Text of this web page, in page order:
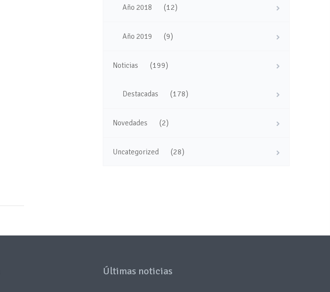
Año 2018 (12)
Año 2019 (9)
Noticias (199)
Destacadas (178)
Novedades (2)
Uncategorized (28)
Últimas noticias